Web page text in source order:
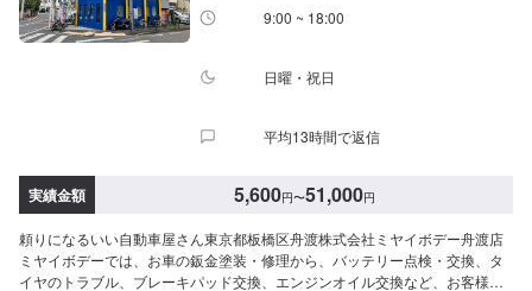
9:00 ~ 18:00
日曜・祝日
平均13時間で返信
実績金額 5,600円〜51,000円
頼りになるいい自動車屋さん東京都板橋区舟渡株式会社ミヤイボデー舟渡店
ミヤイボデーでは、お車の鈑金塗装・修理から、バッテリー点検・交換、タ
イヤのトラブル、ブレーキパッド交換、エンジンオイル交換など、お客様の